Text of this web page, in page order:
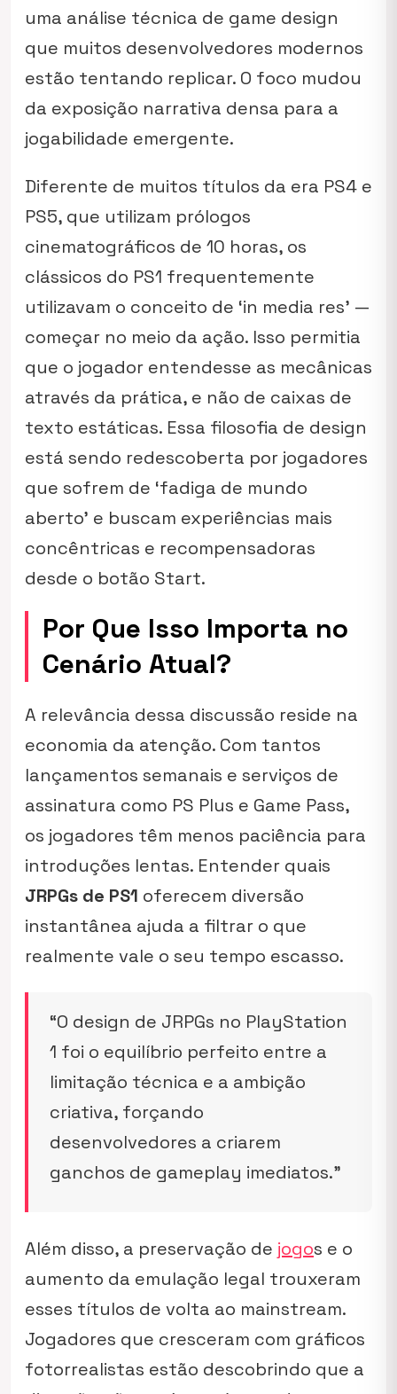
uma análise técnica de game design
que muitos desenvolvedores modernos
estão tentando replicar. O foco mudou
da exposição narrativa densa para a
jogabilidade emergente.
Diferente de muitos títulos da era PS4 e
PS5, que utilizam prólogos
cinematográficos de 10 horas, os
clássicos do PS1 frequentemente
utilizavam o conceito de ‘in media res’ —
começar no meio da ação. Isso permitia
que o jogador entendesse as mecânicas
através da prática, e não de caixas de
texto estáticas. Essa filosofia de design
está sendo redescoberta por jogadores
que sofrem de ‘fadiga de mundo
aberto’ e buscam experiências mais
concêntricas e recompensadoras
desde o botão Start.
Por Que Isso Importa no
Cenário Atual?
A relevância dessa discussão reside na
economia da atenção. Com tantos
lançamentos semanais e serviços de
assinatura como PS Plus e Game Pass,
os jogadores têm menos paciência para
introduções lentas. Entender quais
JRPGs de PS1 oferecem diversão
instantânea ajuda a filtrar o que
realmente vale o seu tempo escasso.
“O design de JRPGs no PlayStation
1 foi o equilíbrio perfeito entre a
limitação técnica e a ambição
criativa, forçando
desenvolvedores a criarem
ganchos de gameplay imediatos.”
Além disso, a preservação de jogos e o
aumento da emulação legal trouxeram
esses títulos de volta ao mainstream.
Jogadores que cresceram com gráficos
fotorrealistas estão descobrindo que a